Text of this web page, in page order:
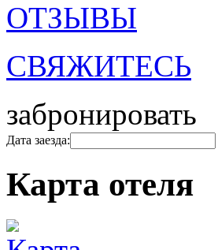
ОТЗЫВЫ
СВЯЖИТЕСЬ
забронировать
Дата заезда:
Карта отеля